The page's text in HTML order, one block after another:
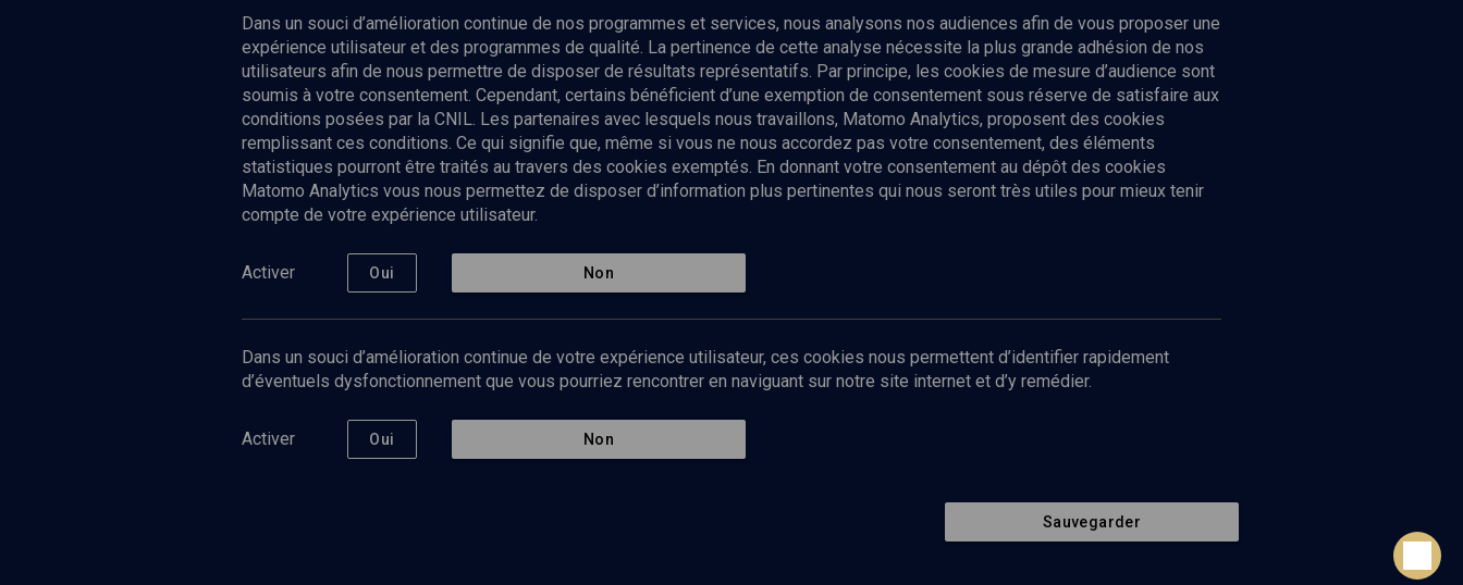
Envoyer
Nos Chaines
Culture
Limoud
Université
Podcast
Politique de protection des données
personnelles
Contact
Retour en haut de page
Dans un souci d’amélioration continue de nos programmes et services, nous analysons nos audiences afin de vous proposer une
expérience utilisateur et des programmes de qualité. La pertinence de cette analyse nécessite la plus grande adhésion de nos
utilisateurs afin de nous permettre de disposer de résultats représentatifs. Par principe, les cookies de mesure d’audience sont
soumis à votre consentement. Cependant, certains bénéficient d’une exemption de consentement sous réserve de satisfaire aux
conditions posées par la CNIL. Les partenaires avec lesquels nous travaillons, Matomo Analytics, proposent des cookies
remplissant ces conditions. Ce qui signifie que, même si vous ne nous accordez pas votre consentement, des éléments
statistiques pourront être traités au travers des cookies exemptés. En donnant votre consentement au dépôt des cookies
Matomo Analytics vous nous permettez de disposer d’information plus pertinentes qui nous seront très utiles pour mieux tenir
compte de votre expérience utilisateur.
Activer Oui Non
Dans un souci d’amélioration continue de votre expérience utilisateur, ces cookies nous permettent d’identifier rapidement
d’éventuels dysfonctionnement que vous pourriez rencontrer en naviguant sur notre site internet et d’y remédier.
Activer Oui Non
Sauvegarder